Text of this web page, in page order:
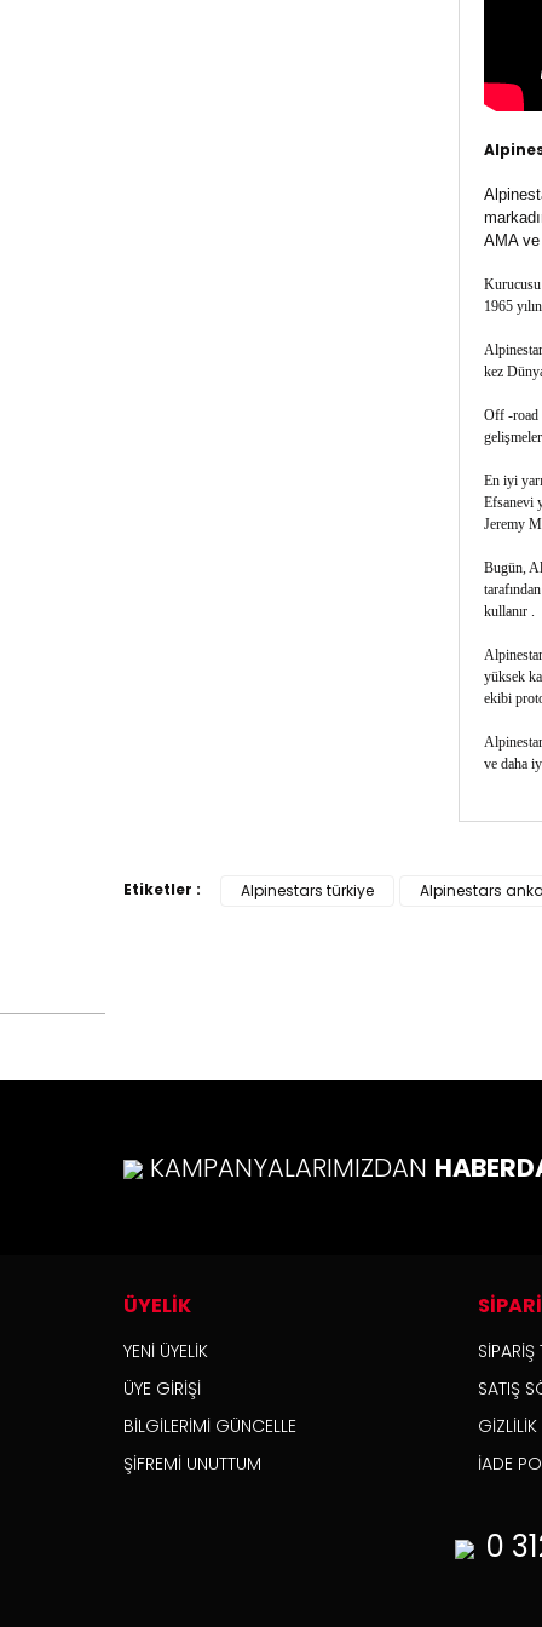
AMA
Kurucusu
1965
kez
Off -road
En iyi
Efsanevi
Jeremy
Bugün,
kullanır .
yüksek
ekibi
ve daha
Etiketler : Alpinestars türkiye Alpinestars
KAMPANYALARIMIZDAN
ÜYELİK
YENİ ÜYELİK
ÜYE GİRİŞİ
BİLGİLERİMİ GÜNCELLE
ŞİFREMİ UNUTTUM
SİPARİŞ
SATIŞ
İADE
0